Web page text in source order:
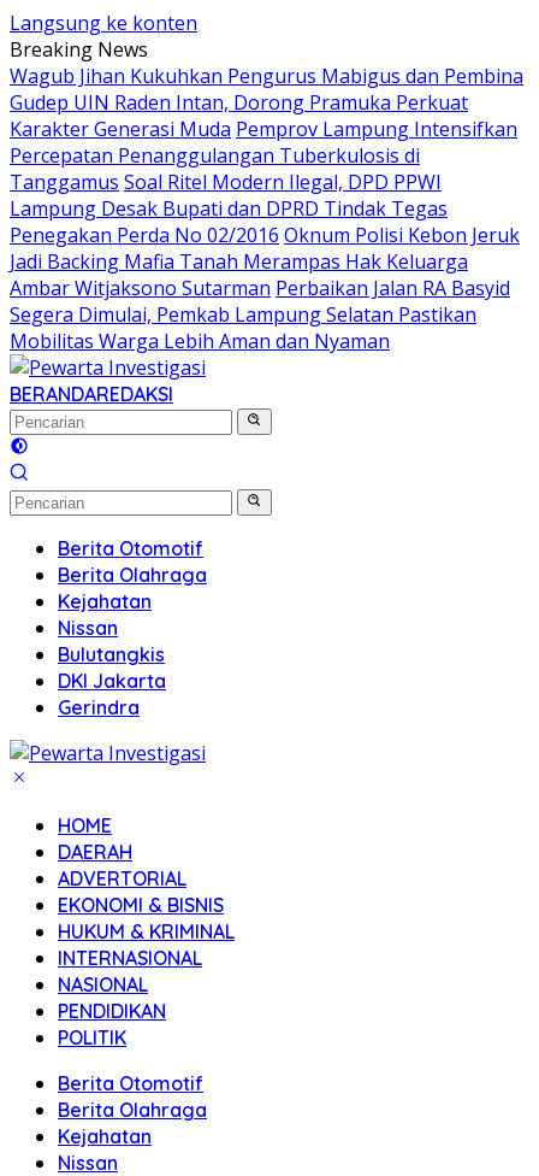
Langsung ke konten
Breaking News
Wagub Jihan Kukuhkan Pengurus Mabigus dan Pembina
Gudep UIN Raden Intan, Dorong Pramuka Perkuat
Karakter Generasi Muda Pemprov Lampung Intensifkan
Percepatan Penanggulangan Tuberkulosis di
Tanggamus Soal Ritel Modern Ilegal, DPD PPWI
Lampung Desak Bupati dan DPRD Tindak Tegas
Penegakan Perda No 02/2016 Oknum Polisi Kebon Jeruk
Jadi Backing Mafia Tanah Merampas Hak Keluarga
Ambar Witjaksono Sutarman Perbaikan Jalan RA Basyid
Segera Dimulai, Pemkab Lampung Selatan Pastikan
Mobilitas Warga Lebih Aman dan Nyaman
BERANDAREDAKSI
Berita Otomotif
Berita Olahraga
Kejahatan
Nissan
Bulutangkis
DKI Jakarta
Gerindra
HOME
DAERAH
ADVERTORIAL
EKONOMI & BISNIS
HUKUM & KRIMINAL
INTERNASIONAL
NASIONAL
PENDIDIKAN
POLITIK
Berita Otomotif
Berita Olahraga
Kejahatan
Nissan